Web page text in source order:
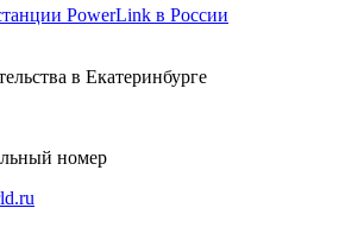
в Екатеринбурге
номер